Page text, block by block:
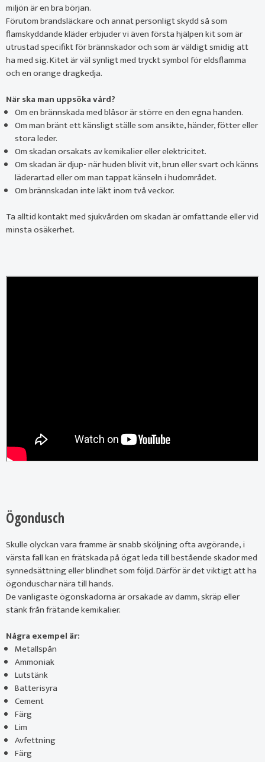
miljön är en bra början.
Förutom brandsläckare och annat personligt skydd så som
flamskyddande kläder erbjuder vi även första hjälpen kit som är
utrustad specifikt för brännskador och som är väldigt smidig att
ha med sig. Kitet är väl synligt med tryckt symbol för eldsflamma
och en orange dragkedja.
När ska man uppsöka vård?
Om en brännskada med blåsor är större en den egna handen.
Om man bränt ett känsligt ställe som ansikte, händer, fötter eller
stora leder.
Om skadan orsakats av kemikalier eller elektricitet.
Om skadan är djup- när huden blivit vit, brun eller svart och känns
läderartad eller om man tappat känseln i hudområdet.
Om brännskadan inte läkt inom två veckor.
Ta alltid kontakt med sjukvården om skadan är omfattande eller vid
minsta osäkerhet.
Ögondusch
Skulle olyckan vara framme är snabb sköljning ofta avgörande, i
värsta fall kan en frätskada på ögat leda till bestående skador med
synnedsättning eller blindhet som följd. Därför är det viktigt att ha
ögonduschar nära till hands.
De vanligaste ögonskadorna är orsakade av damm, skräp eller
stänk från frätande kemikalier.
Några exempel är:
Metallspån
Ammoniak
Lutstänk
Batterisyra
Cement
Färg
Lim
Avfettning
Färg